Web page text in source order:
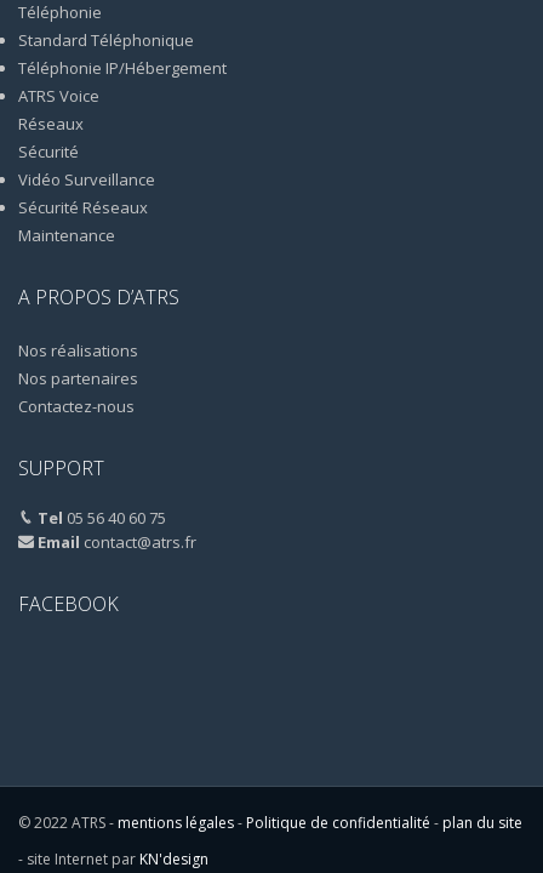
Téléphonie
Standard Téléphonique
Téléphonie IP/Hébergement
ATRS Voice
Réseaux
Sécurité
Vidéo Surveillance
Sécurité Réseaux
Maintenance
A PROPOS D’ATRS
Nos réalisations
Nos partenaires
Contactez-nous
SUPPORT
Tel 05 56 40 60 75
Email contact@atrs.fr
FACEBOOK
© 2022 ATRS - mentions légales- Politique de confidentialité - plan du site
- site Internet par KN'design